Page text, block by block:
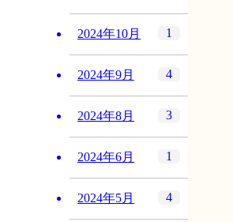
2024年10月 1
2024年9月 4
2024年8月 3
2024年6月 1
2024年5月 4